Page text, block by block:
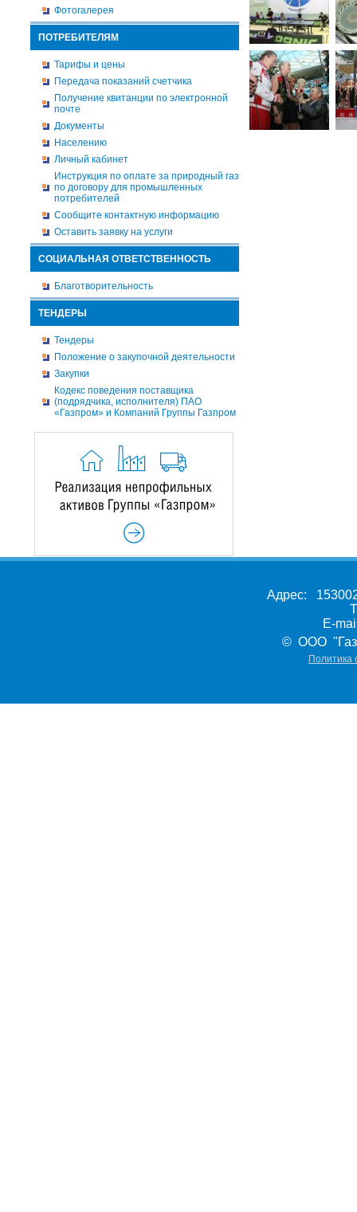
Фотогалерея
ПОТРЕБИТЕЛЯМ
Тарифы и цены
Передача показаний счетчика
Получение квитанции по электронной
почте
Документы
Населению
Личный кабинет
Инструкция по оплате за природный газ
по договору для промышленных
потребителей
Сообщите контактную информацию
Оставить заявку на услуги
СОЦИАЛЬНАЯ ОТВЕТСТВЕННОСТЬ
Благотворительность
ТЕНДЕРЫ
Тендеры
Положение о закупочной деятельности
Закупки
Кодекс поведения поставщика
(подрядчика, исполнителя) ПАО
«Газпром» и Компаний Группы Газпром
Адрес:
E-
© ООО
Политика